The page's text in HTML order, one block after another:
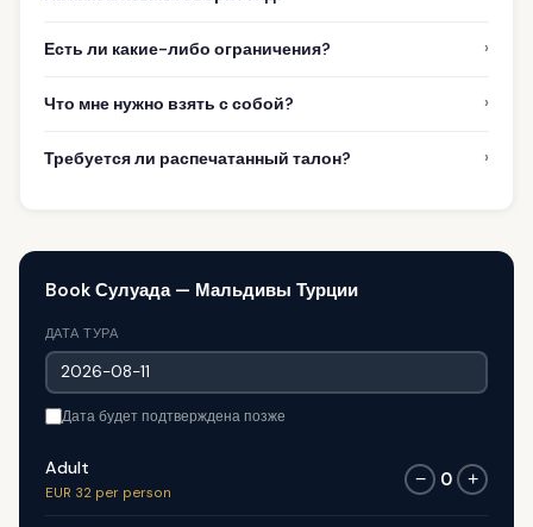
Есть ли какие-либо ограничения? ›
Что мне нужно взять с собой? ›
Требуется ли распечатанный талон? ›
Book Сулуада — Мальдивы Турции
ДАТА ТУРА
Дата будет подтверждена позже
Adult
EUR 32 per person
− 0 +